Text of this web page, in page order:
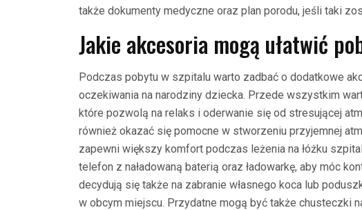
także dokumenty medyczne oraz plan porodu, jeśli taki
Jakie akcesoria mogą ułatwić
Podczas pobytu w szpitalu warto zadbać o dodatkowe
oczekiwania na narodziny dziecka. Przede wszystkim
które pozwolą na relaks i oderwanie się od stresującej
również okazać się pomocne w stworzeniu przyjemnej
zapewni większy komfort podczas leżenia na łóżku
telefon z naładowaną baterią oraz ładowarkę, aby móc
decydują się także na zabranie własnego koca lub
w obcym miejscu. Przydatne mogą być także chusteczki